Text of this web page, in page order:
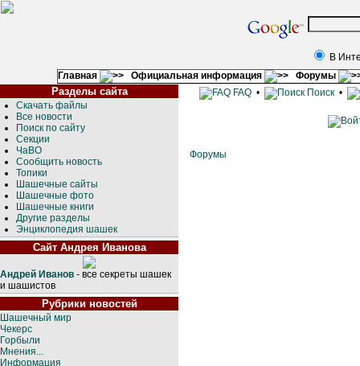
В
Главная
Официальная информация Форумы
Разделы сайта
Скачать файлы
Все новости
Поиск по сайту
Секции
ЧаВО
Сообщить новость
Топики
Шашечные сайты
Шашечные фото
Шашечные книги
Другие разделы
Энциклопедия шашек
Сайт Андрея Иванова
Андрей Иванов - все секреты шашек
и шашистов
Рубрики новостей
Шашечный мир
Чекерс
Горбыли
Мнения...
Информация
FAQ• Поиск•
Форумы